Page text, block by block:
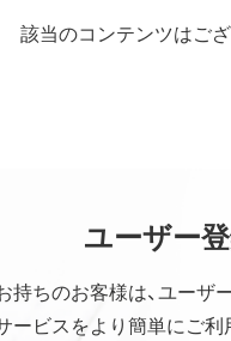
該当のコンテンツはござ
ユーザー
持ちのお客様は、ユーザ
ービスをより簡単にご利